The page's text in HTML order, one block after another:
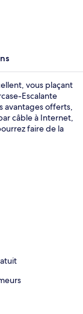
vous plaçant
Escalante
avantages offerts,
câble à Internet,
faire de la
le personnel